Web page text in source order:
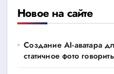
Новое на сайте
Создание AI-аватара
статичное фото говорить